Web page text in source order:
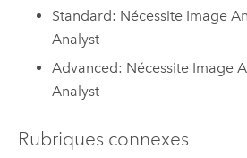
Standard: Nécessite Image
Analyst
Advanced: Nécessite Image
Analyst
Rubriques connexes